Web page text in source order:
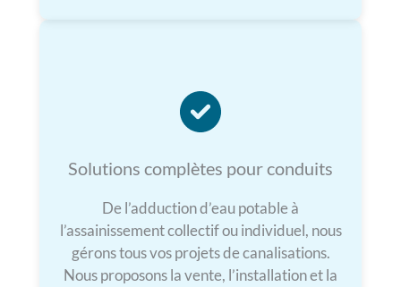
Solutions complètes pour conduits
De l’adduction d’eau potable à
l’assainissement collectif ou individuel, nous
gérons tous vos projets de canalisations.
Nous proposons la vente, l’installation et la